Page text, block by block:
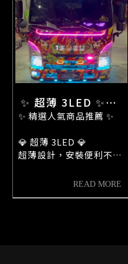
🔶 貨卡／工程車風格改裝
🔶 質感派燈藝升級
✨ 超薄 3LED ✨
strands小燈 ✨導
✨ 精選人氣商品推薦 ✨
💎 超薄 3LED 💎
超薄設計，安裝便利不占